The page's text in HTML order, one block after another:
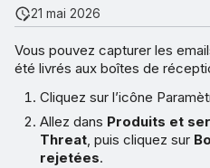
21 mai 2026
Vous pouvez capturer les
été livrés aux boîtes de
Cliquez sur l’icône
Allez dans Produits et
Threat, puis cliquez sur
rejetées.